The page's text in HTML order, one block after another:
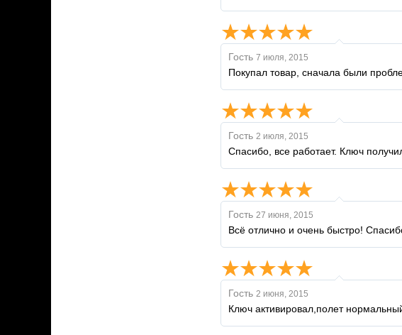
Гость 7 июля, 2015
Покупал товар, сначала были
Гость 2 июля, 2015
Спасибо, все работает. Ключ
Гость 27 июня, 2015
Всё отлично и очень быстро!
Гость 2 июня, 2015
Ключ активировал,полет